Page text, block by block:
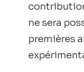
ne sera
premières